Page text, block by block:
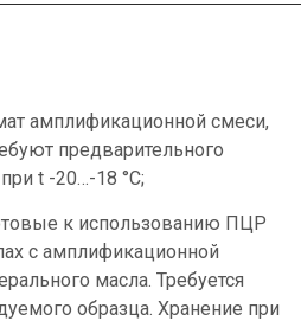
амплификационной смеси,
предварительного
t -20…-18 °С;
к использованию ПЦР
с амплификационной
масла. Требуется
образца. Хранение при